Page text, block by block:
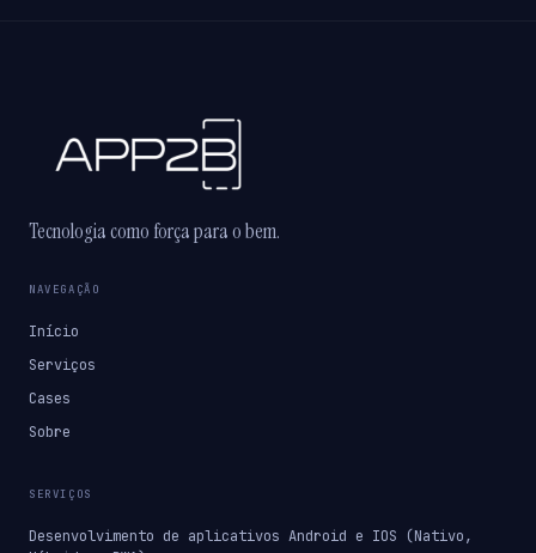
Tecnologia como força para o bem.
NAVEGAÇÃO
Início
Serviços
Cases
Sobre
SERVIÇOS
Desenvolvimento de aplicativos Android e IOS (Nativo,